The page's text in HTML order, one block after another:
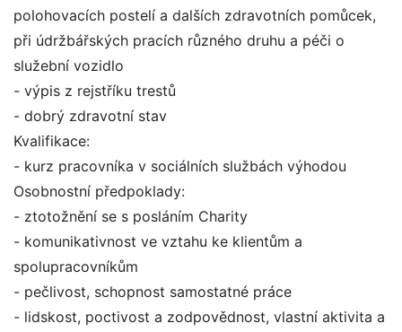
polohovacích postelí a dalších zdravotních pomůcek,
při údržbářských pracích různého druhu a péči o
služební vozidlo
- výpis z rejstříku trestů
- dobrý zdravotní stav
Kvalifikace:
- kurz pracovníka v sociálních službách výhodou
Osobnostní předpoklady:
- ztotožnění se s posláním Charity
- komunikativnost ve vztahu ke klientům a
spolupracovníkům
- pečlivost, schopnost samostatné práce
- lidskost, poctivost a zodpovědnost, vlastní aktivita a